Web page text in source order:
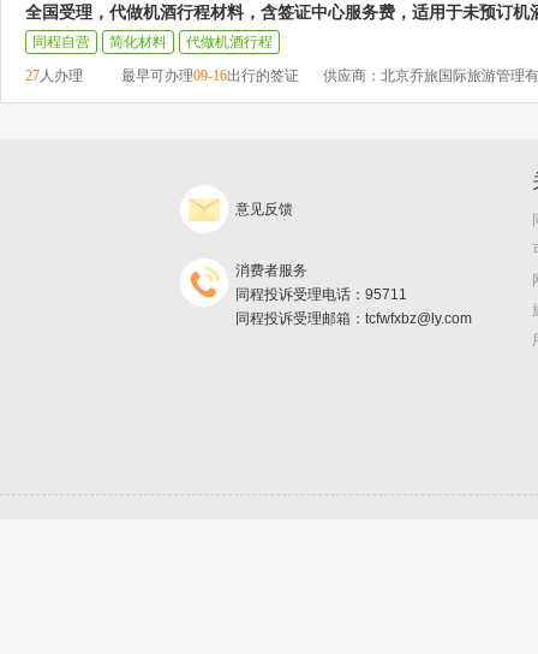
全国受理，代做机酒行程材料，含签证中心服务费，适用于未预订机
同程自营 简化材料
代做机酒行程
27人办理 最早可办理09-16出行的签证 供应商：北京乔旅国际旅游管理
意见反馈
消费者服务
同程投诉受理电话：95711
同程投诉受理邮箱：tcfwfxbz@ly.com